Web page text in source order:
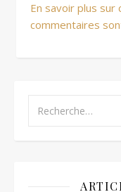
En savoir plus
commentaires